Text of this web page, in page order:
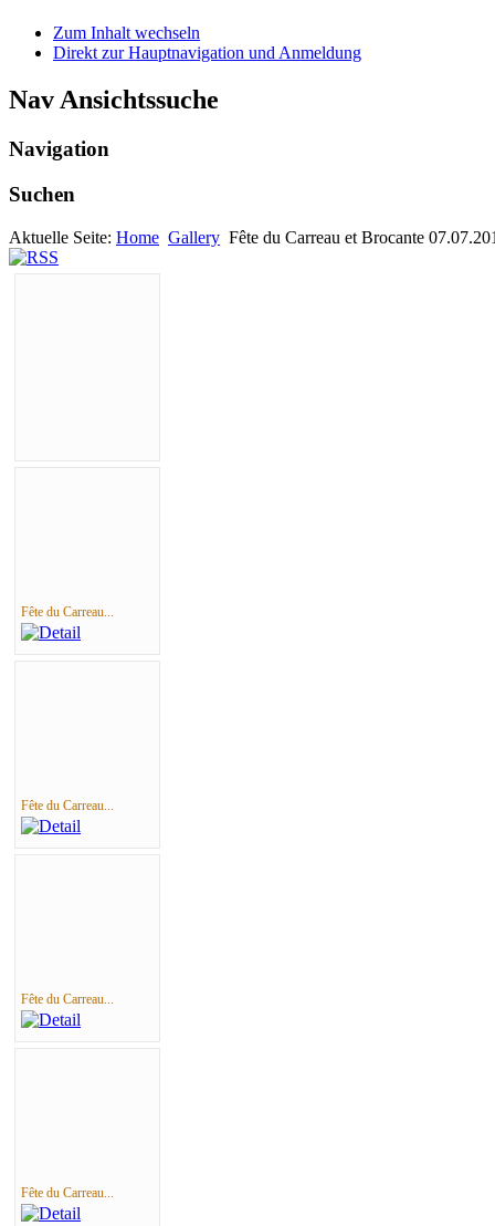
Zum Inhalt wechseln
Direkt zur Hauptnavigation und Anmeldung
Nav Ansichtssuche
Navigation
Suchen
Aktuelle Seite: Home Gallery Fête du Carreau et Brocante
Fête du Carreau...
Fête du Carreau...
Fête du Carreau...
Fête du Carreau...